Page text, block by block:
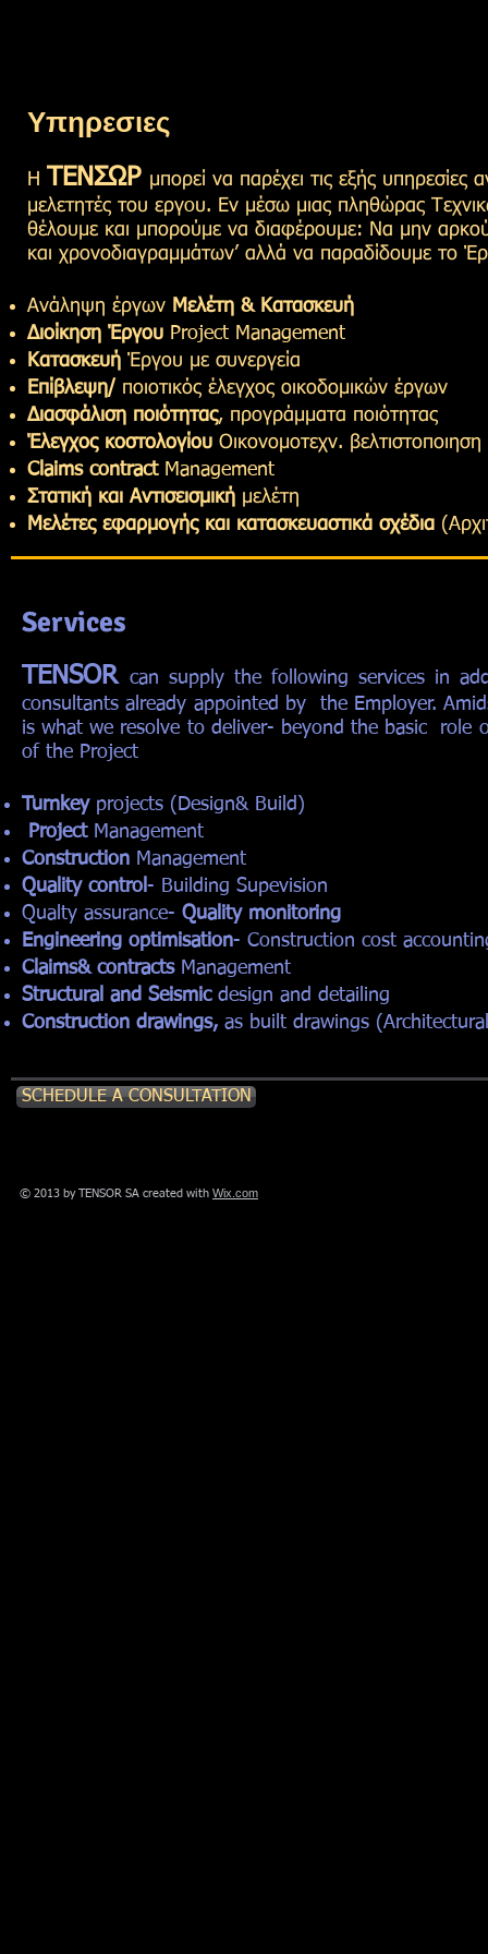
Υπηρεσιες
Η ΤΕΝΣΩΡ μπορεί να παρέχει τις εξής
μελετητές του εργoυ. Εν μέσω μιας πληθώρας
θέλουμε και μπορούμε να διαφέρουμε: Να μην
και χρονοδιαγραμμάτων’ αλλά να παραδίδουμε το
Ανάληψη έργων Μελέτη & Κατασκευή
Διοίκηση Έργου Project Management
Κατασκευή Έργου με συνεργεία
Επίβλεψη/ ποιοτικός έλεγχος οικοδομικών έργων
Διασφάλιση ποιότητας, προγράμματα ποιότητας
Έλεγχος κοστολογίου Οικονομοτεχν. βελτιστοποιηση
Claims contractManagement
Στατική και Αντισεισμική μελέτη
Μελέτες εφαρμογής και κατασκευαστικά σχέδια
Services
TENSOR can supply the following services in
consultants already appointed by the Employer.
is what we resolve to deliver- beyond the basic role
of the Project
Turnkey projects (Design& Build)
ProjectManagement
Construction Management
Quality control - Building Supevision
Qualty assurance- Quality monitoring
Engineering optimisation- Construction cost
Claims& contractsManagement
Structural and Seismic design and detailing
Construction drawings,as built drawings
SCHEDULE A CONSULTATION
© 2013 by TENSOR SA created with Wix.com